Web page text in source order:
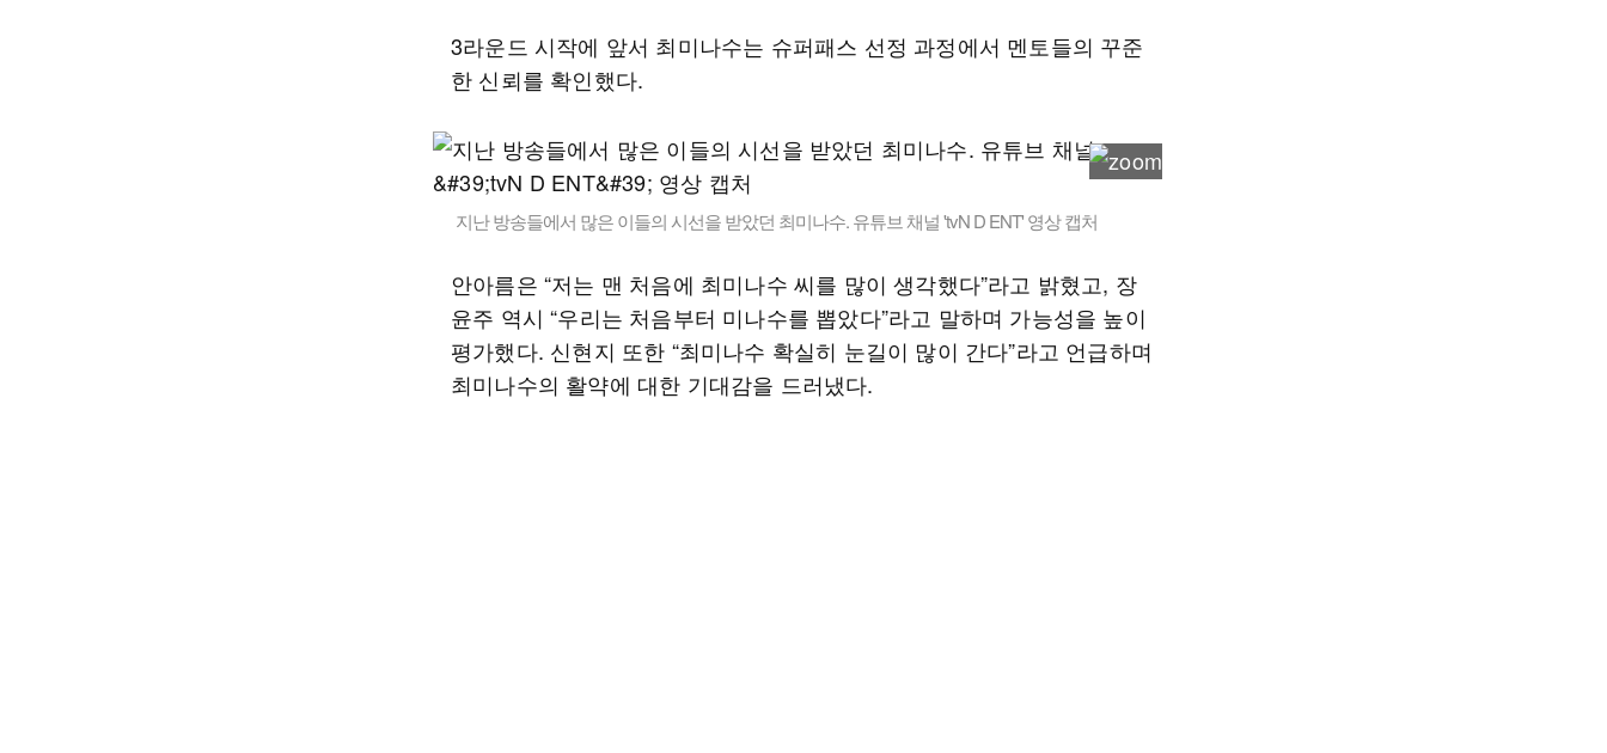
3라운드 시작에 앞서 최미나수는 슈퍼패스 선정 과정에서 멘토들의 꾸준
한 신뢰를 확인했다.
지난 방송들에서 많은 이들의 시선을 받았던 최미나수. 유튜브 채널 'tvN D ENT' 영상 캡처
안아름은 “저는 맨 처음에 최미나수 씨를 많이 생각했다”라고 밝혔고, 장
윤주 역시 “우리는 처음부터 미나수를 뽑았다”라고 말하며 가능성을 높이
평가했다. 신현지 또한 “최미나수 확실히 눈길이 많이 간다”라고 언급하며
최미나수의 활약에 대한 기대감을 드러냈다.